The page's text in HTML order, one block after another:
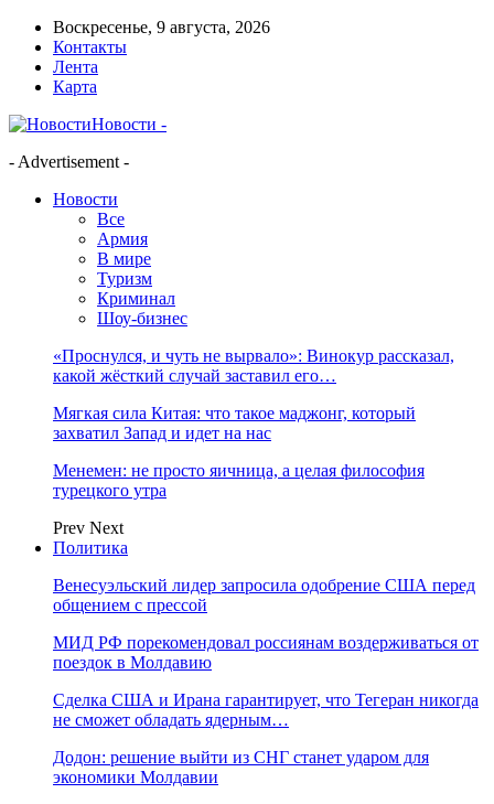
Воскресенье, 9 августа, 2026
Контакты
Лента
Карта
Новости -
- Advertisement -
Новости
Все
Армия
В мире
Туризм
Криминал
Шоу-бизнес
«Проснулся, и чуть не вырвало»: Винокур рассказал,
какой жёсткий случай заставил его…
Мягкая сила Китая: что такое маджонг, который
захватил Запад и идет на нас
Менемен: не просто яичница, а целая философия
турецкого утра
Prev Next
Политика
Венесуэльский лидер запросила одобрение США перед
общением с прессой
МИД РФ порекомендовал россиянам воздерживаться от
поездок в Молдавию
Сделка США и Ирана гарантирует, что Тегеран никогда
не сможет обладать ядерным…
Додон: решение выйти из СНГ станет ударом для
экономики Молдавии